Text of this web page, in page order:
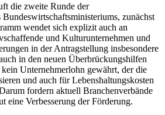
die zweite Runde der
zunächst
wendet sich explizit auch an
und Kulturunternehmen und
in der Antragstellung insbesondere
in den neuen Überbrückungshilfen
Unternehmerlohn gewährt, der die
und auch für Lebenshaltungskosten
fordern aktuell Branchenverbände
eine Verbesserung der Förderung.